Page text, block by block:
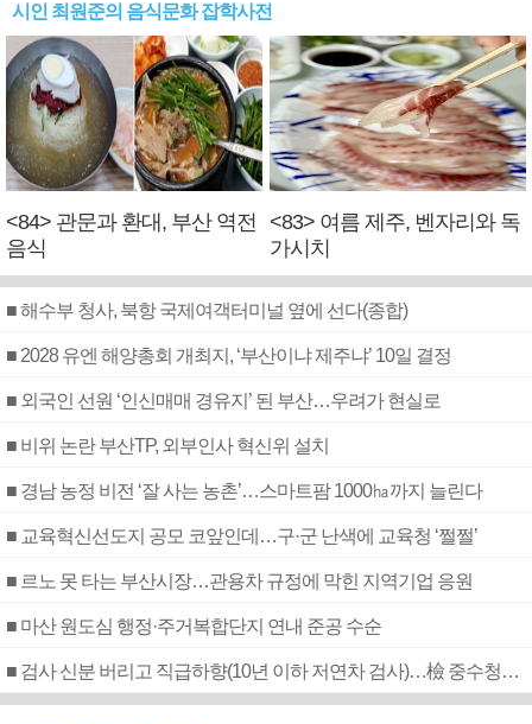
시인 최원준의 음식문화 잡학사전
<84> 관문과 환대, 부산 역전
음식
<83> 여름 제주, 벤자리와 독
가시치
■ 해수부 청사, 북항 국제여객터미널 옆에 선다(종합)
■ 2028 유엔 해양총회 개최지, ‘부산이냐 제주냐’ 10일 결정
■ 외국인 선원 ‘인신매매 경유지’ 된 부산…우려가 현실로
■ 비위 논란 부산TP, 외부인사 혁신위 설치
■ 경남 농정 비전 ‘잘 사는 농촌’…스마트팜 1000㏊까지 늘린다
■ 교육혁신선도지 공모 코앞인데…구·군 난색에 교육청 ‘쩔쩔’
■ 르노 못 타는 부산시장…관용차 규정에 막힌 지역기업 응원
■ 마산 원도심 행정·주거복합단지 연내 준공 수순
■ 검사 신분 버리고 직급하향(10년 이하 저연차 검사)…檢 중수청행 기피